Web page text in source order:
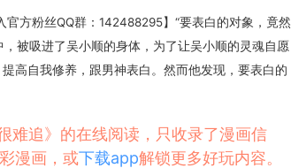
官方粉丝QQ群：142488295】“要表白的对象，竟然
被吸进了吴小顺的身体，为了让吴小顺的灵魂自愿
高自我修养，跟男神表白。然而他发现，要表白的
难追》的在线阅读，只收录了漫画信
漫画，或下载app解锁更多好玩内容。